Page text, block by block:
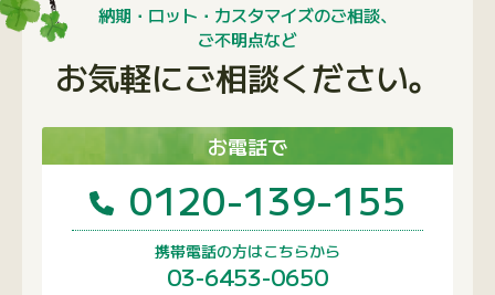
納期・ロット・カスタマイズのご相談、
ご不明点など
お気軽にご相談ください。
お電話で
0120-139-155
携帯電話の方はこちらから
03-6453-0650